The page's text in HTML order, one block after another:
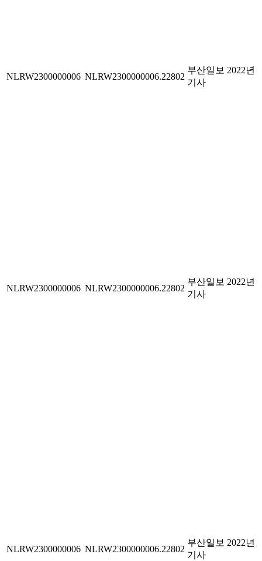
NLRW2300000006 NLRW2300000006.22802
부산일보 2022년
기사
NLRW2300000006 NLRW2300000006.22802
부산일보 2022년
기사
NLRW2300000006 NLRW2300000006.22802
부산일보 2022년
기사